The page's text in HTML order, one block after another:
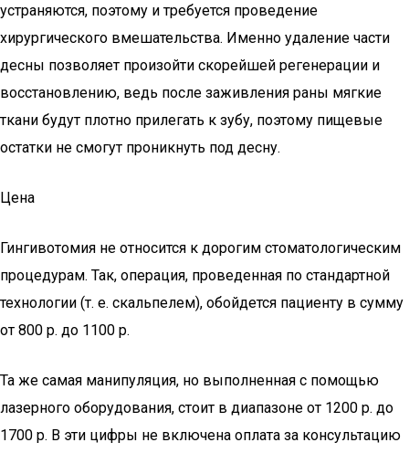
устраняются, поэтому и требуется проведение
хирургического вмешательства. Именно удаление части
десны позволяет произойти скорейшей регенерации и
восстановлению, ведь после заживления раны мягкие
ткани будут плотно прилегать к зубу, поэтому пищевые
остатки не смогут проникнуть под десну.
Цена
Гингивотомия не относится к дорогим стоматологическим
процедурам. Так, операция, проведенная по стандартной
технологии (т. е. скальпелем), обойдется пациенту в сумму
от 800 р. до 1100 р.
Та же самая манипуляция, но выполненная с помощью
лазерного оборудования, стоит в диапазоне от 1200 р. до
1700 р. В эти цифры не включена оплата за консультацию